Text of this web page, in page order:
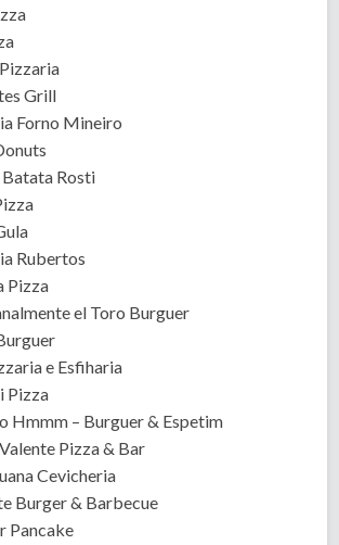
Grill
Forno Mineiro
Rosti
Rubertos
Pizza
el Toro Burguer
e Esfiharia
Pizza
Hmmm – Burguer & Espetim
Pizza & Bar
Cevicheria
Burger & Barbecue
Pancake